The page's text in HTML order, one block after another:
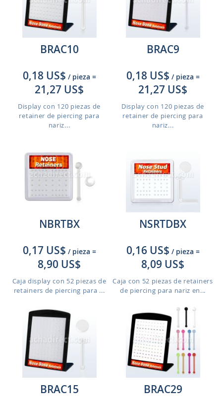
BRAC10
0,18 US$ / pieza =
21,27 US$
Display con 120 piezas de
retainer de piercing para
nariz...
BRAC9
0,18 US$ / pieza =
21,27 US$
Display con 120 piezas de
retainer de piercing para
nariz...
NBRTBX
0,17 US$ / pieza =
8,90 US$
Caja display con 52 piezas de
retainers de piercing para ...
NSRTDBX
0,16 US$ / pieza =
8,09 US$
Caja con 52 piezas de retainers
de piercing para nariz en...
BRAC15
BRAC29